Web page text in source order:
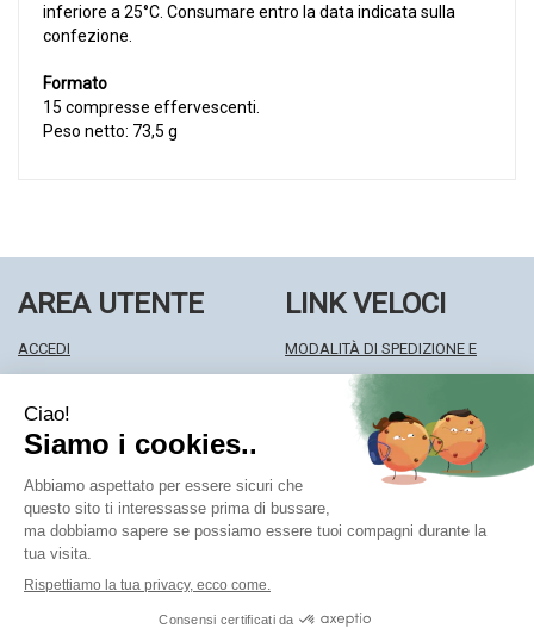
inferiore a 25°C. Consumare entro la data indicata sulla
confezione.
Formato
15 compresse effervescenti.
Peso netto: 73,5 g
AREA UTENTE
ACCEDI
WISHLIST
ISCRIZIONE ALLA NEWSLETTER
LINK VELOCI
MODALITÀ DI SPEDIZIONE E
MODALITÀ DI PAGAMENTO
INFORMATIVA PRIVACY
CONDIZIONI DI VENDITA
Farmacia Centrale Srl
Numero R.E.A.: CO327309